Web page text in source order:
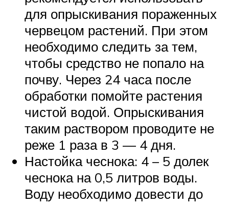
для опрыскивания пораженных
червецом растений. При этом
необходимо следить за тем,
чтобы средство не попало на
почву. Через 24 часа после
обработки помойте растения
чистой водой. Опрыскивания
таким раствором проводите не
реже 1 раза в 3 — 4 дня.
Настойка чеснока: 4 – 5 долек
чеснока на 0,5 литров воды.
Воду необходимо довести до